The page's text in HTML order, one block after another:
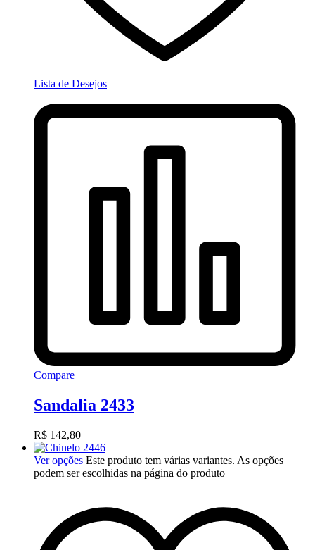
Lista de Desejos
Compare
Sandalia 2433
R$ 142,80
Ver opções Este produto tem várias variantes. As opções
podem ser escolhidas na página do produto